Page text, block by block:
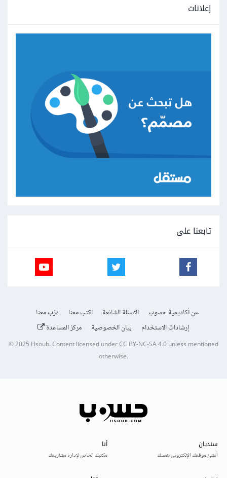
إعلانات
تابعنا على
عن أكاديمية حسوب الأسئلة الشائعة اكتب معنا
درّب معنا
إرشادات الاستخدام
بيان الخصوصية مركز المساعدة
© 2025Hsoub.Content licensed underCC BY-NC-SA 4.0unless mentioned
otherwise.